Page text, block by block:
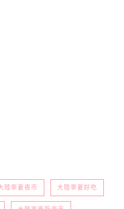
陸寧夏夜市 大陸寧夏好吃